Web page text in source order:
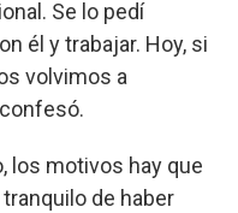
Se lo pedí
él y trabajar. Hoy, si
volvimos a
los motivos hay que
de haber